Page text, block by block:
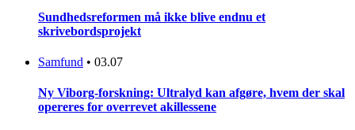
Sundhedsreformen må ikke blive endnu et
skrivebordsprojekt
Samfund • 03.07
Ny Viborg-forskning: Ultralyd kan afgøre, hvem der skal
opereres for overrevet akillessene